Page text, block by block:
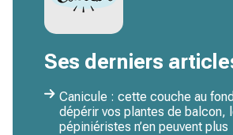
Ses derniers
Canicule : cette couche au
dépérir vos plantes de balcon,
pépiniéristes n’en peuvent plus